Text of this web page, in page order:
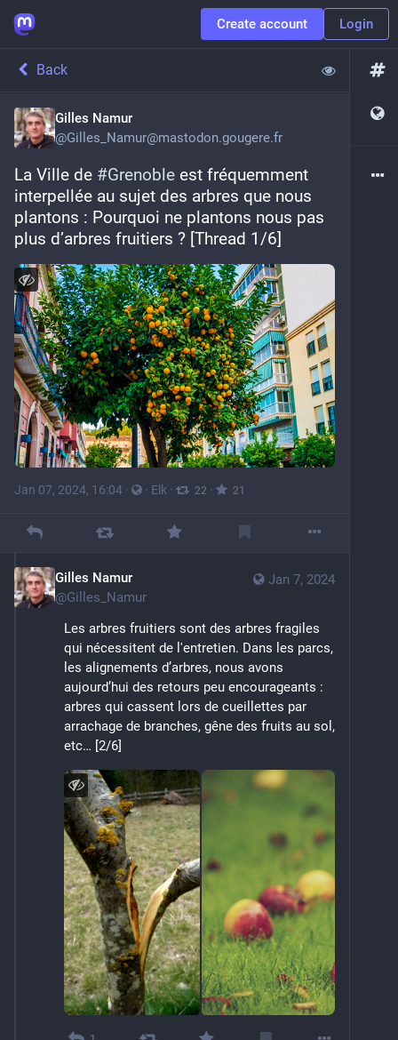
Create account Login
Back
Gilles Namur
@Gilles_Namur@mastodon.gougere.fr
La Ville de #Grenoble est fréquemment
interpellée au sujet des arbres que nous
plantons : Pourquoi ne plantons nous pas
plus d’arbres fruitiers ? [Thread 1/6]
Jan 07, 2024, 16:04 · · Elk · 22 · 21
Jan 7, 2024
Gilles Namur
@Gilles_Namur
Les arbres fruitiers sont des arbres fragiles
qui nécessitent de l'entretien. Dans les parcs,
les alignements d’arbres, nous avons
aujourd’hui des retours peu encourageants :
arbres qui cassent lors de cueillettes par
arrachage de branches, gêne des fruits au sol,
etc… [2/6]